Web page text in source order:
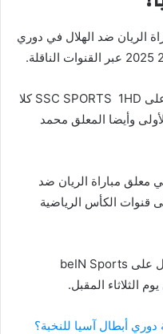
الريان ضد الهلال في دوري
حيث جاء معلق مباراة الريان والهلال على SSC SPORTS 1HD كلا
وأيضا المعلق محمد
معلق مباراة الريان ضد
قنوات الكأس الرياضية
بينما جاء أيضا معلق لقاء الريان والهلال على beIN Sports
دوري أبطال آسيا للنخبة؟